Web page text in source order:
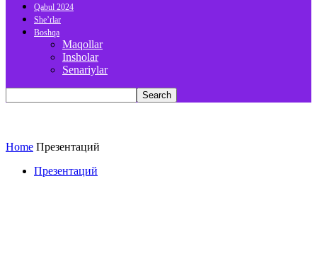
Qabul 2024
She’rlar
Boshqa
Maqollar
Insholar
Senariylar
Home Презентаций
Презентаций